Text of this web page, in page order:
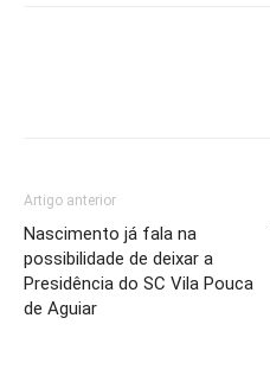
Artigo anterior
Nascimento já fala na
possibilidade de deixar a
Presidência do SC Vila Pouca
de Aguiar